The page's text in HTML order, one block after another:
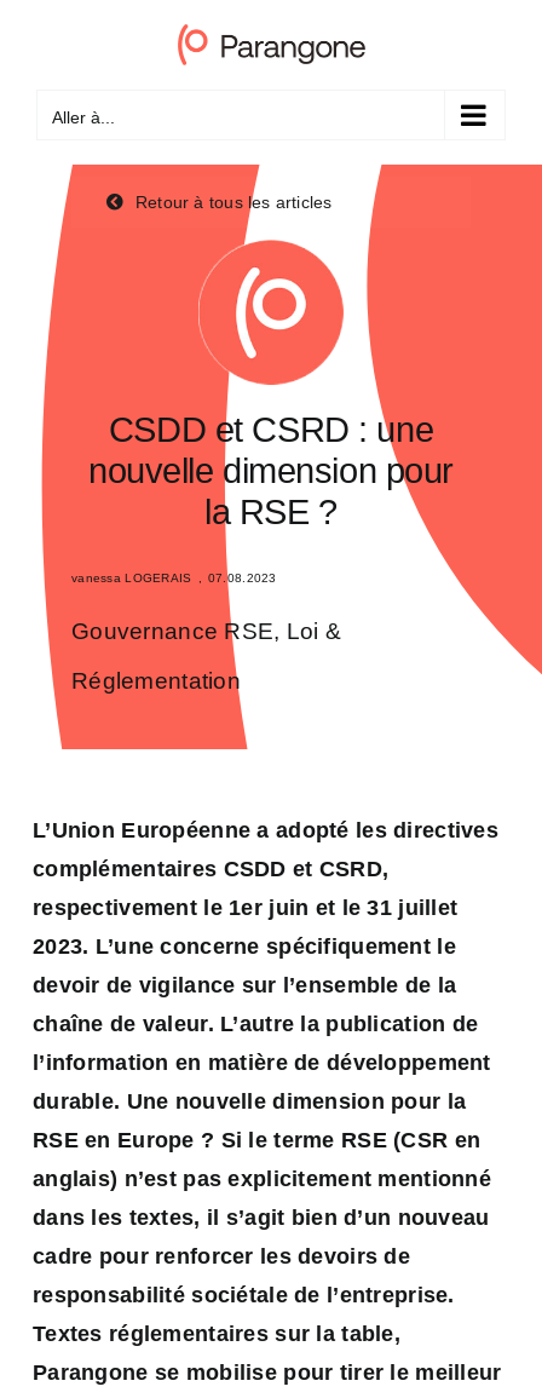
Aller à...
Retour à tous les articles
CSDD et CSRD : une
nouvelle dimension pour
la RSE ?
vanessa LOGERAIS 07.08.2023
Gouvernance RSE, Loi &
Réglementation
L’Union Européenne a adopté les directives
complémentaires CSDD et CSRD,
respectivement le 1er juin et le 31 juillet
2023. L’une concerne spécifiquement le
devoir de vigilance sur l’ensemble de la
chaîne de valeur. L’autre la publication de
l’information en matière de développement
durable. Une nouvelle dimension pour la
RSE en Europe ? Si le terme RSE (CSR en
anglais) n’est pas explicitement mentionné
dans les textes, il s’agit bien d’un nouveau
cadre pour renforcer les devoirs de
responsabilité sociétale de l’entreprise.
Textes réglementaires sur la table,
Parangone se mobilise pour tirer le meilleur